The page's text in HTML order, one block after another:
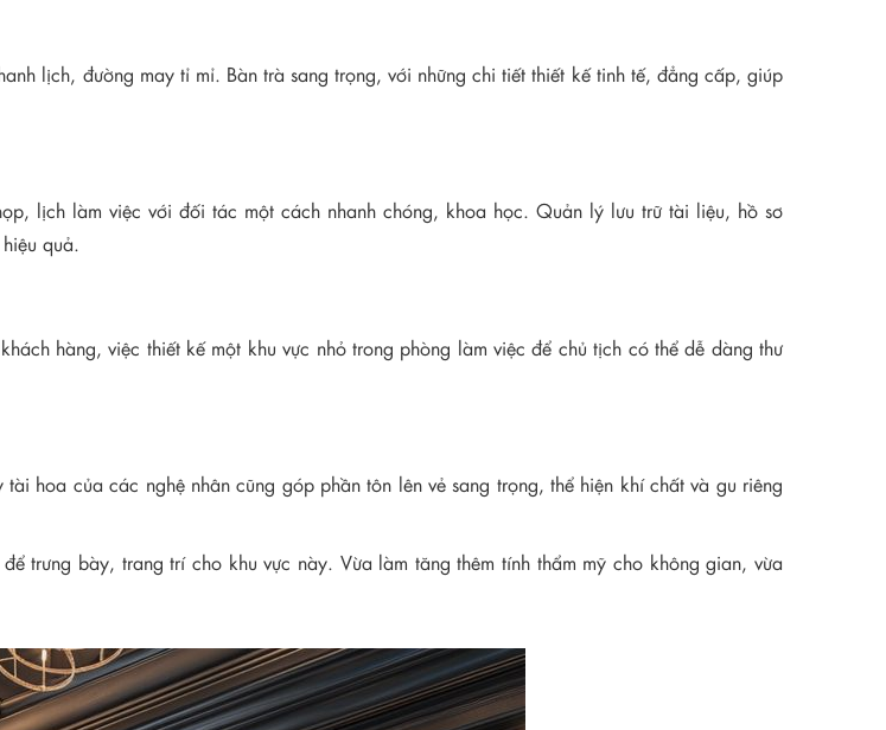
lịch, đường may tỉ mỉ. Bàn trà sang trọng, với những chi tiết thiết kế tinh tế, đẳng cấp, giúp
lịch làm việc với đối tác một cách nhanh chóng, khoa học. Quản lý lưu trữ tài liệu, hồ sơ
quả.
hàng, việc thiết kế một khu vực nhỏ trong phòng làm việc để chủ tịch có thể dễ dàng thư
hoa của các nghệ nhân cũng góp phần tôn lên vẻ sang trọng, thể hiện khí chất và gu riêng
trưng bày, trang trí cho khu vực này. Vừa làm tăng thêm tính thẩm mỹ cho không gian, vừa